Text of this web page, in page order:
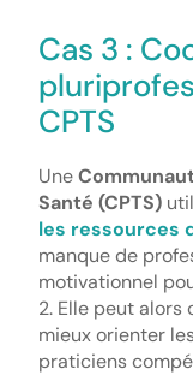
Cas 3 :
CPTS
Une
Santé (CPTS)
les ressources
manque de
motivationnel
2. Elle peut
mieux orienter
praticiens